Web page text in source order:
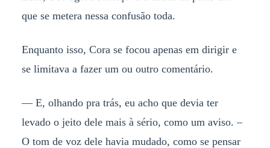
que se metera nessa confusão toda.
Enquanto isso, Cora se focou apenas em dirigir e
se limitava a fazer um ou outro comentário.
— E, olhando pra trás, eu acho que devia ter
levado o jeito dele mais à sério, como um aviso. –
O tom de voz dele havia mudado, como se pensar